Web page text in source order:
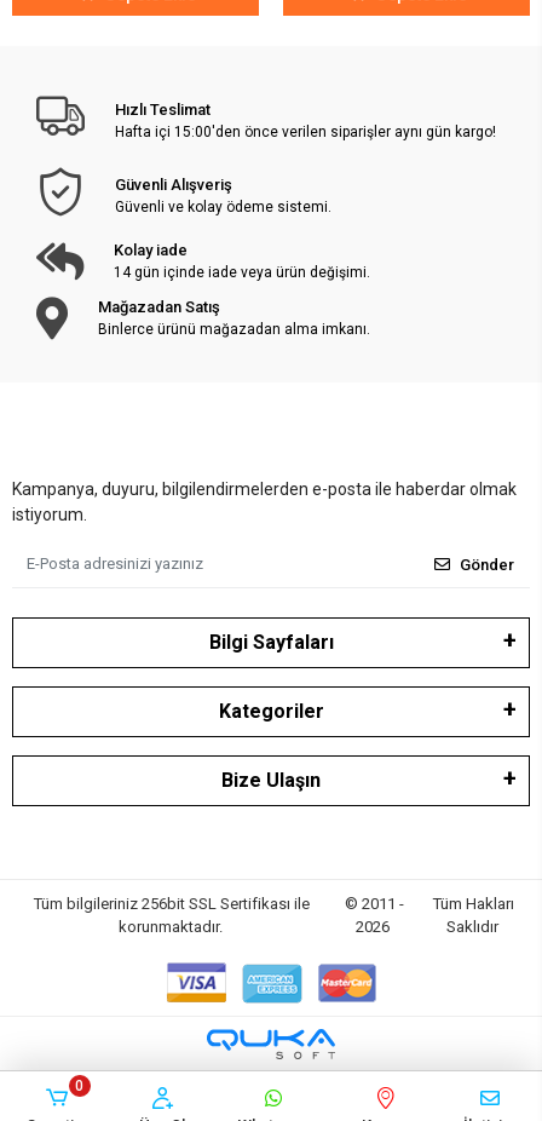
Hızlı Teslimat
Hafta içi 15:00'den önce verilen siparişler aynı gün kargo!
Güvenli Alışveriş
Güvenli ve kolay ödeme sistemi.
Kolay iade
14 gün içinde iade veya ürün değişimi.
Mağazadan Satış
Binlerce ürünü mağazadan alma imkanı.
Kampanya, duyuru, bilgilendirmelerden e-posta ile haberdar olmak
istiyorum.
Gönder
Bilgi Sayfaları
Kategoriler
Bize Ulaşın
Tüm bilgileriniz 256bit SSL Sertifikası ile
korunmaktadır.
© 2011 -
2026
Tüm Hakları
Saklıdır
0